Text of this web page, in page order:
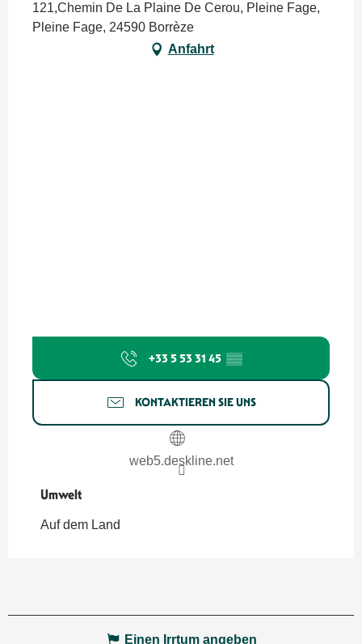
121,Chemin De La Plaine De Cerou, Pleine Fage,
Pleine Fage, 24590 Borrèze
Anfahrt
+33 5 53 31 45 ▒▒
KONTAKTIEREN SIE UNS
web5.deskline.net
Umwelt
Umwelt
Auf dem Land
Einen Irrtum angeben